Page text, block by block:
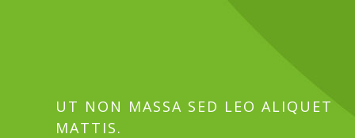
UT NON MASSA SED LEO ALIQUET
MATTIS.